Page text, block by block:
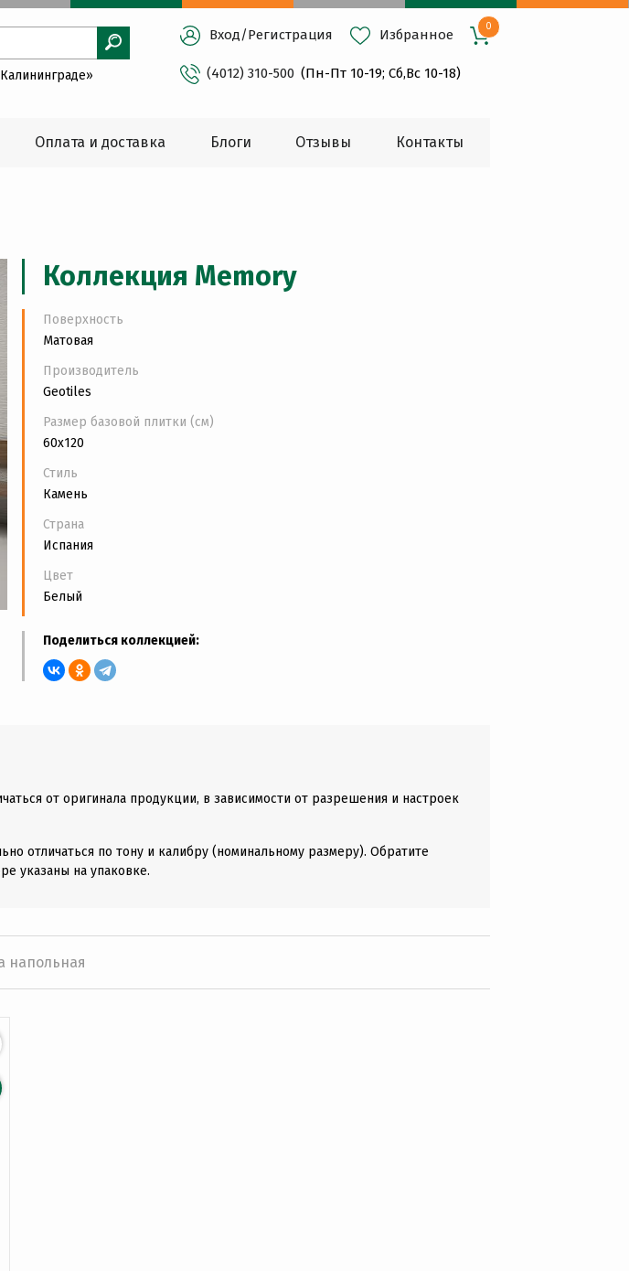
Вход/Регистрация Избранное
0
(4012) 310-500 (Пн-Пт 10-19; Сб,Вс 10-18)
Оплата и доставка Блоги Oтзывы Контакты
Коллекция Memory
Поверхность
Матовая
Производитель
Geotiles
Размер базовой плитки (см)
60x120
Стиль
Камень
Страна
Испания
Цвет
Белый
Поделиться коллекцией:
от оригинала продукции, в зависимости от разрешения и настроек
отличаться по тону и калибру (номинальному размеру). Обратите
указаны на упаковке.
напольная